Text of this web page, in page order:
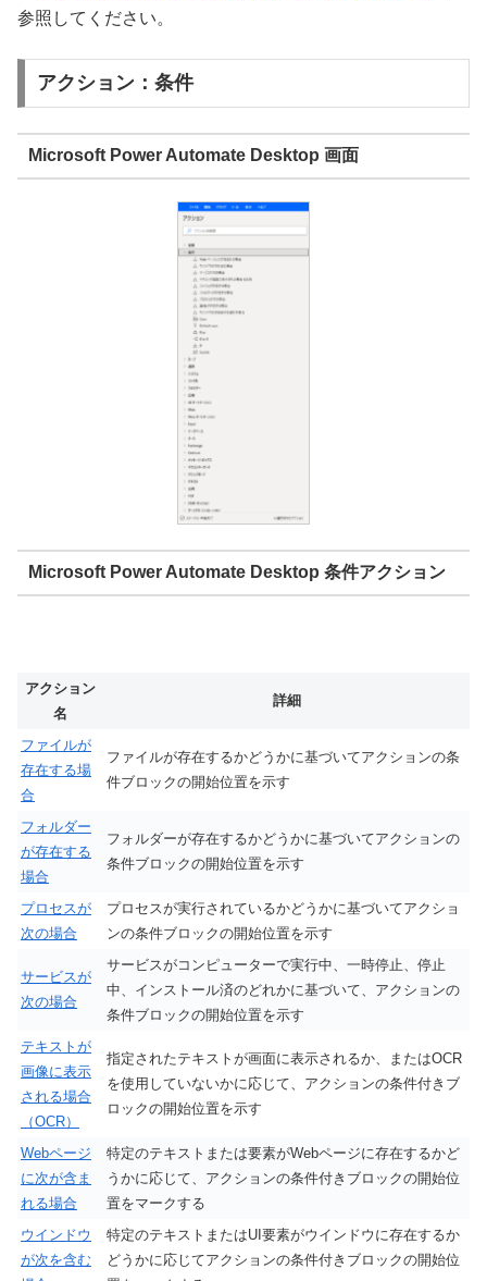
参照してください。
アクション：条件
Microsoft Power Automate Desktop 画面
Microsoft Power Automate Desktop 条件アクション
アクション
名
詳細
ファイルが
存在する場
合
ファイルが存在するかどうかに基づいてアクションの条
件ブロックの開始位置を示す
フォルダー
が存在する
場合
フォルダーが存在するかどうかに基づいてアクションの
条件ブロックの開始位置を示す
プロセスが
次の場合
プロセスが実行されているかどうかに基づいてアクショ
ンの条件ブロックの開始位置を示す
サービスが
次の場合
サービスがコンピューターで実行中、一時停止、停止
中、インストール済のどれかに基づいて、アクションの
条件ブロックの開始位置を示す
テキストが
画像に表示
される場合
（OCR）
指定されたテキストが画面に表示されるか、またはOCR
を使用していないかに応じて、アクションの条件付きブ
ロックの開始位置を示す
Webページ
に次が含ま
れる場合
特定のテキストまたは要素がWebページに存在するかど
うかに応じて、アクションの条件付きブロックの開始位
置をマークする
ウインドウ
が次を含む
特定のテキストまたはUI要素がウインドウに存在するか
どうかに応じてアクションの条件付きブロックの開始位